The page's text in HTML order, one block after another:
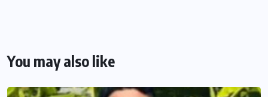
You may also like